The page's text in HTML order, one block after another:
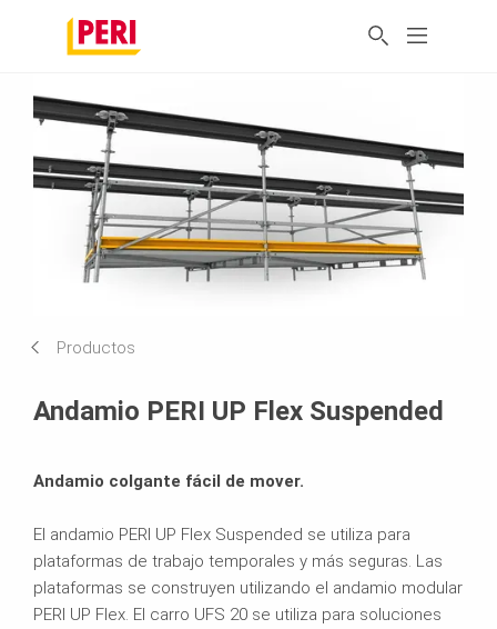
Productos
Andamio PERI UP Flex Suspended
Andamio colgante fácil de mover.
El andamio PERI UP Flex Suspended se utiliza para
plataformas de trabajo temporales y más seguras. Las
plataformas se construyen utilizando el andamio modular
PERI UP Flex. El carro UFS 20 se utiliza para soluciones